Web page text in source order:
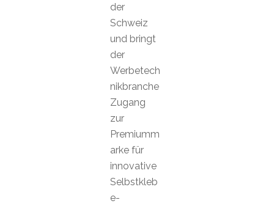
der
Schweiz
und bringt
der
Werbetech
nikbranche
Zugang
zur
Premiumm
arke für
innovative
Selbstkleb
e-